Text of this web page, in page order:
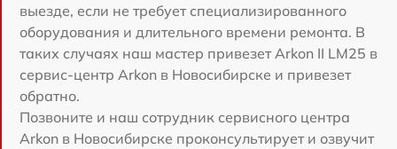
выезде, если не требует специализированного
оборудования и длительного времени ремонта. В
таких случаях наш мастер привезет Arkon II LM25 в
сервис-центр Arkon в Новосибирске и привезет
обратно.
Позвоните и наш сотрудник сервисного центра
Arkon в Новосибирске проконсультирует и озвучит